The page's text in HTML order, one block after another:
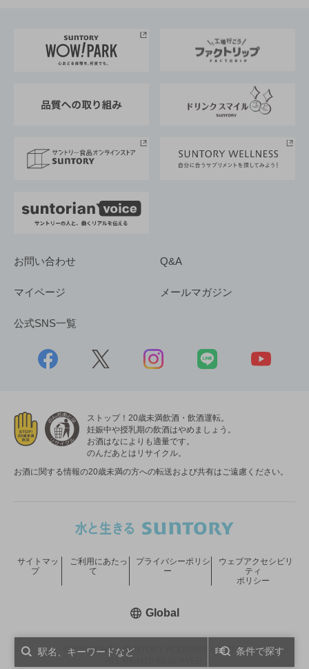
条件で探す
地域情報
サントリーサンバーズ大阪
サントリーが考えるサステナビリティ経営
企業概要
採用情報
お問い合わせ Q&A
マイページ メールマガジン
公式SNS一覧
ストップ！20歳未満飲酒・飲酒運転。
妊娠中や授乳期の飲酒はやめましょう。
お酒はなによりも適量です。
のんだあとはリサイクル。
お酒に関する情報の20歳未満の方への転送および共有はご遠慮ください。
COPYRIGHT © SUNTORY HOLDINGS LIMITED.
サイトマッ
プ
ご利用にあたっ
て
プライバシーポリシ
ー
ウェブアクセシビリ
ティ
ポリシー
Global新しいウィンドウで開く